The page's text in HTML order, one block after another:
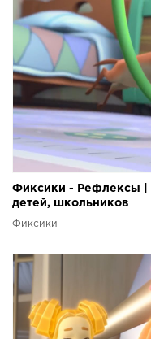
Фиксики - Рефлексы |
детей, школьников
Фиксики